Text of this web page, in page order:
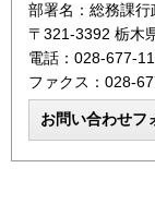
部署名：総務課行
〒321-3392 栃木
電話：028-677-
ファクス：028-